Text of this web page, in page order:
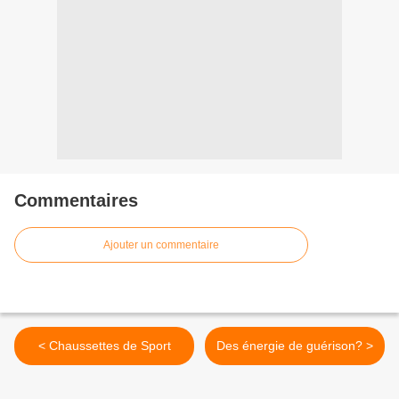
Commentaires
Ajouter un commentaire
< Chaussettes de Sport Des énergie de guérison? >